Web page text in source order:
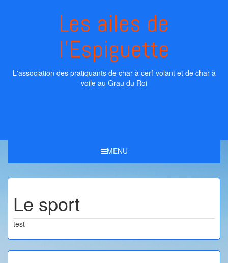
Les ailes de
l'Espiguette
L'association des pratiquants de char à cerf-volant et de char à
voile au Grau du Roi
MENU
Le sport
test